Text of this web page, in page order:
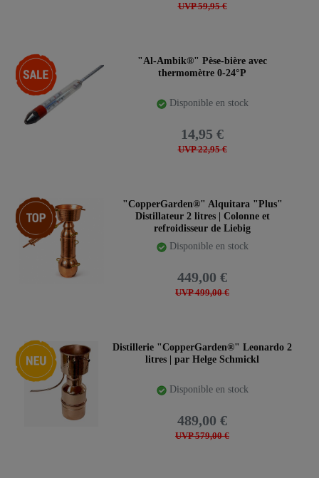
UVP 59,95 €
-35%
"Al-Ambik®" Pèse-bière avec
thermomètre 0-24°P
Disponible en stock
UVP 22,95 €
14,95 €
Article phare
"CopperGarden®" Alquitara "Plus"
Distillateur 2 litres | Colonne et
refroidisseur de Liebig
Disponible en stock
UVP 499,00 €
449,00 €
Nouveauté
Distillerie "CopperGarden®" Leonardo 2
litres | par Helge Schmickl
Disponible en stock
UVP 579,00 €
489,00 €